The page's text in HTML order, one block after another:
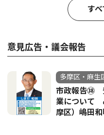
す
意見広告・議会報告
多摩区・麻生
市政報告㊳
業について
摩区）嶋田和